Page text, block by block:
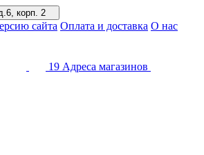
корп. 2
сайта Оплата и доставка О нас
19 Адреса магазинов